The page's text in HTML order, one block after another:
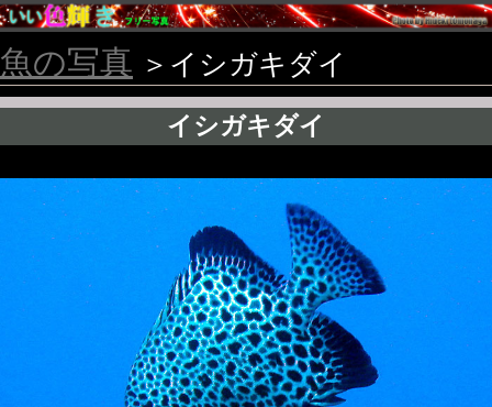
魚の写真 ＞イシガキダイ
イシガキダイ